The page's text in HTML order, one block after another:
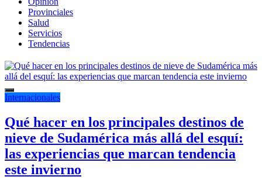
Provinciales
Salud
Servicios
Tendencias
Internacionales
Qué hacer en los principales destinos de
nieve de Sudamérica más allá del esquí:
las experiencias que marcan tendencia
este invierno